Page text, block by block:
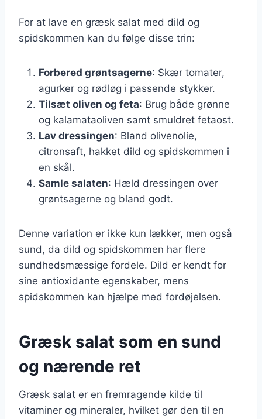
For at lave en græsk salat med dild og
spidskommen kan du følge disse trin:
Forbered grøntsagerne: Skær tomater,
agurker og rødløg i passende stykker.
Tilsæt oliven og feta: Brug både grønne
og kalamataoliven samt smuldret fetaost.
Lav dressingen: Bland olivenolie,
citronsaft, hakket dild og spidskommen i
en skål.
Samle salaten: Hæld dressingen over
grøntsagerne og bland godt.
Denne variation er ikke kun lækker, men også
sund, da dild og spidskommen har flere
sundhedsmæssige fordele. Dild er kendt for
sine antioxidante egenskaber, mens
spidskommen kan hjælpe med fordøjelsen.
Græsk salat som en sund
og nærende ret
Græsk salat er en fremragende kilde til
vitaminer og mineraler, hvilket gør den til en